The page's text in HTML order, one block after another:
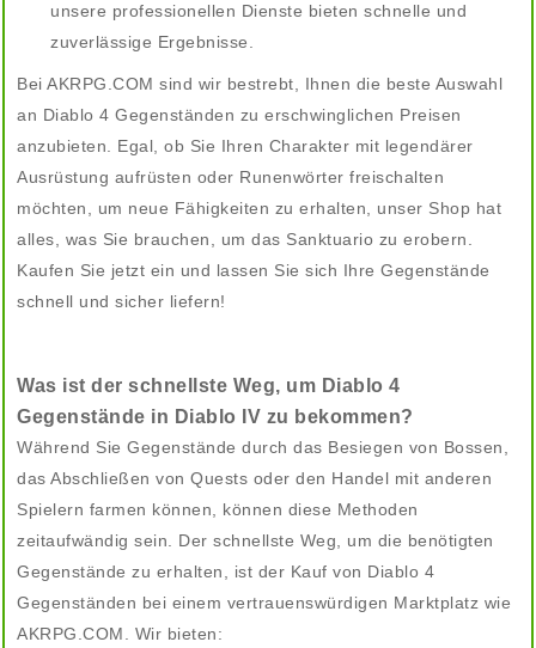
unsere professionellen Dienste bieten schnelle und
zuverlässige Ergebnisse.
Bei AKRPG.COM sind wir bestrebt, Ihnen die beste Auswahl
an Diablo 4 Gegenständen zu erschwinglichen Preisen
anzubieten. Egal, ob Sie Ihren Charakter mit legendärer
Ausrüstung aufrüsten oder Runenwörter freischalten
möchten, um neue Fähigkeiten zu erhalten, unser Shop hat
alles, was Sie brauchen, um das Sanktuario zu erobern.
Kaufen Sie jetzt ein und lassen Sie sich Ihre Gegenstände
schnell und sicher liefern!
Was ist der schnellste Weg, um Diablo 4
Gegenstände in Diablo IV zu bekommen?
Während Sie Gegenstände durch das Besiegen von Bossen,
das Abschließen von Quests oder den Handel mit anderen
Spielern farmen können, können diese Methoden
zeitaufwändig sein. Der schnellste Weg, um die benötigten
Gegenstände zu erhalten, ist der Kauf von Diablo 4
Gegenständen bei einem vertrauenswürdigen Marktplatz wie
AKRPG.COM. Wir bieten: